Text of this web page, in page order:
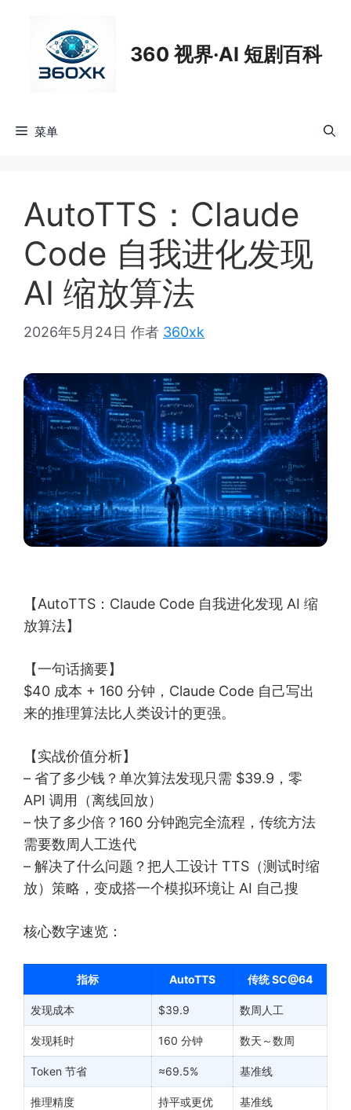
360 视界·AI 短剧百科
菜单
AutoTTS：Claude
Code 自我进化发现
AI 缩放算法
2026年5月24日 作者 360xk
【AutoTTS：Claude Code 自我进化发现 AI 缩
放算法】
【一句话摘要】
$40 成本 + 160 分钟，Claude Code 自己写出
来的推理算法比人类设计的更强。
【实战价值分析】
– 省了多少钱？单次算法发现只需 $39.9，零
API 调用（离线回放）
– 快了多少倍？160 分钟跑完全流程，传统方法
需要数周人工迭代
– 解决了什么问题？把人工设计 TTS（测试时缩
放）策略，变成搭一个模拟环境让 AI 自己搜
核心数字速览：
指标 AutoTTS 传统 SC@64
发现成本 $39.9 数周人工
发现耗时 160 分钟 数天～数周
Token 节省 ≈69.5% 基准线
推理精度 持平或更优 基准线